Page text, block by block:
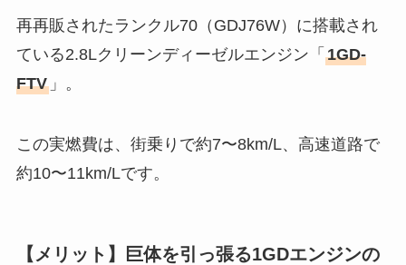
再再販されたランクル70（GDJ76W）に搭載され
ている2.8Lクリーンディーゼルエンジン「 1GD-
FTV」。
この実燃費は、街乗りで約7〜8km/L、高速道路で
約10〜11km/Lです。
【メリット】巨体を引っ張る1GDエンジンの